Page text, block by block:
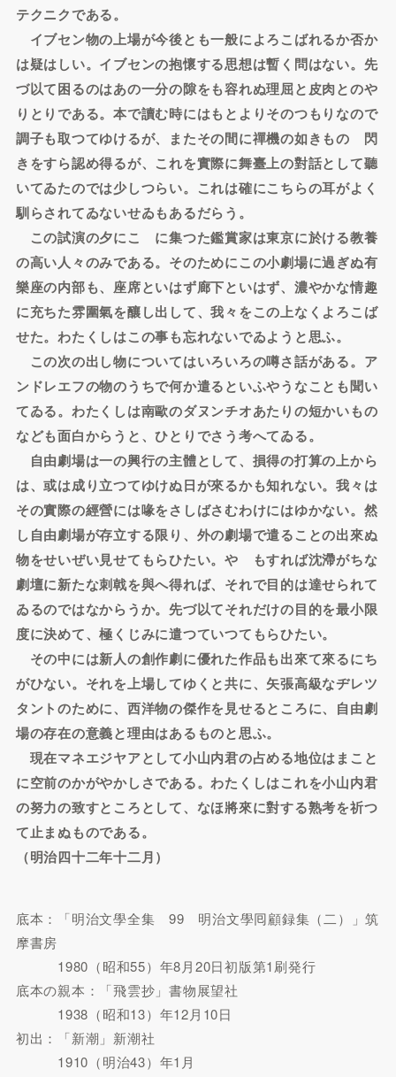
テクニクである。
イブセン物の上場が今後とも一般によろこばれるか否か
は疑はしい。イブセンの抱懷する思想は暫く問はない。先
づ以て困るのはあの一分の隙をも容れぬ理屈と皮肉とのや
りとりである。本で讀む時にはもとよりそのつもりなので
調子も取つてゆけるが、またその間に禪機の如きものゝ閃
きをすら認め得るが、これを實際に舞臺上の對話として聽
いてゐたのでは少しつらい。これは確にこちらの耳がよく
馴らされてゐないせゐもあるだらう。
この試演の夕にこゝに集つた鑑賞家は東京に於ける教養
の高い人々のみである。そのためにこの小劇場に過ぎぬ有
樂座の内部も、座席といはず廊下といはず、濃やかな情趣
に充ちた雰圍氣を釀し出して、我々をこの上なくよろこば
せた。わたくしはこの事も忘れないでゐようと思ふ。
この次の出し物についてはいろいろの噂さ話がある。ア
ンドレエフの物のうちで何か遣るといふやうなことも聞い
てゐる。わたくしは南歐のダヌンチオあたりの短かいもの
なども面白からうと、ひとりでさう考へてゐる。
自由劇場は一の興行の主體として、損得の打算の上から
は、或は成り立つてゆけぬ日が來るかも知れない。我々は
その實際の經營には喙をさしばさむわけにはゆかない。然
し自由劇場が存立する限り、外の劇場で遣ることの出來ぬ
物をせいぜい見せてもらひたい。やゝもすれば沈滯がちな
劇壇に新たな刺戟を與へ得れば、それで目的は達せられて
ゐるのではなからうか。先づ以てそれだけの目的を最小限
度に決めて、極くじみに遣つていつてもらひたい。
その中には新人の創作劇に優れた作品も出來て來るにち
がひない。それを上場してゆくと共に、矢張高級なヂレツ
タントのために、西洋物の傑作を見せるところに、自由劇
場の存在の意義と理由はあるものと思ふ。
現在マネエジヤアとして小山内君の占める地位はまこと
に空前のかがやかしさである。わたくしはこれを小山内君
の努力の致すところとして、なほ將來に對する熟考を祈つ
て止まぬものである。
（明治四十二年十二月）
底本：「明治文學全集 99 明治文學囘顧録集（二）」筑
摩書房
1980（昭和55）年8月20日初版第1刷発行
底本の親本：「飛雲抄」書物展望社
1938（昭和13）年12月10日
初出：「新潮」新潮社
1910（明治43）年1月